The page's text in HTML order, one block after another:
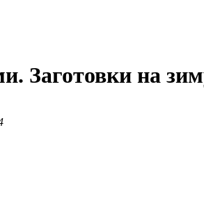
Заготовки на